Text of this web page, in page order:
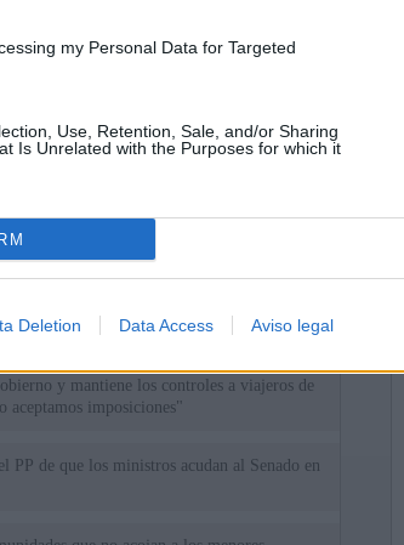
my Personal Data for Targeted
Use, Retention, Sale, and/or Sharing
Is Unrelated with the Purposes for which it
Deletion Data Access Aviso legal
y mantiene los controles a viajeros de
aceptamos imposiciones"
PP de que los ministros acudan al Senado en